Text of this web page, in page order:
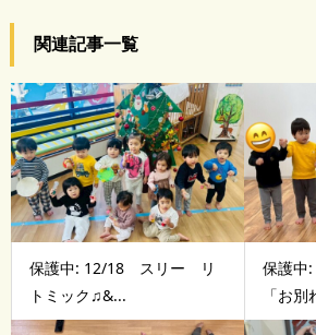
関連記事一覧
保護中: 12/18 スリー リ
トミック♫&...
保護中
「お